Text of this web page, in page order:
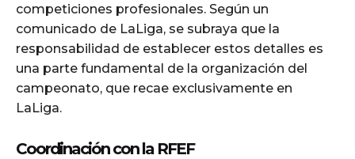
competiciones profesionales. Según un
comunicado de LaLiga, se subraya que la
responsabilidad de establecer estos detalles es
una parte fundamental de la organización del
campeonato, que recae exclusivamente en
LaLiga.
Coordinación con la RFEF